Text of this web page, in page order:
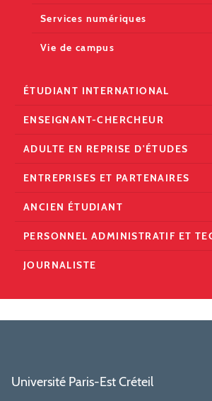
Services numériques
Vie de campus
ÉTUDIANT INTERNATIONAL
ENSEIGNANT-CHERCHEUR
ADULTE EN REPRISE D'ÉTUDES
ENTREPRISES ET PARTENAIRES
ANCIEN ÉTUDIANT
PERSONNEL ADMINISTRATIF ET
JOURNALISTE
Université Paris-Est Créteil